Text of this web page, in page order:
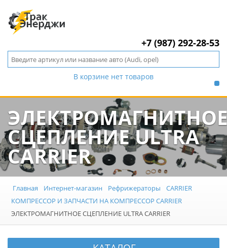
+7 (987) 292-28-53
В корзине нет товаров
СЦЕПЛЕНИЕ ULTRA
CARRIER
Главная Интернет-магазин Рефрижераторы
CARRIER
КОМПРЕССОР И ЗАПЧАСТИ НА КОМПРЕССОР CARRIER
ЭЛЕКТРОМАГНИТНОЕ СЦЕПЛЕНИЕ ULTRA CARRIER